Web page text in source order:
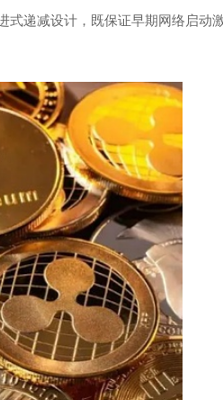
式递减设计，既保证早期网络启动